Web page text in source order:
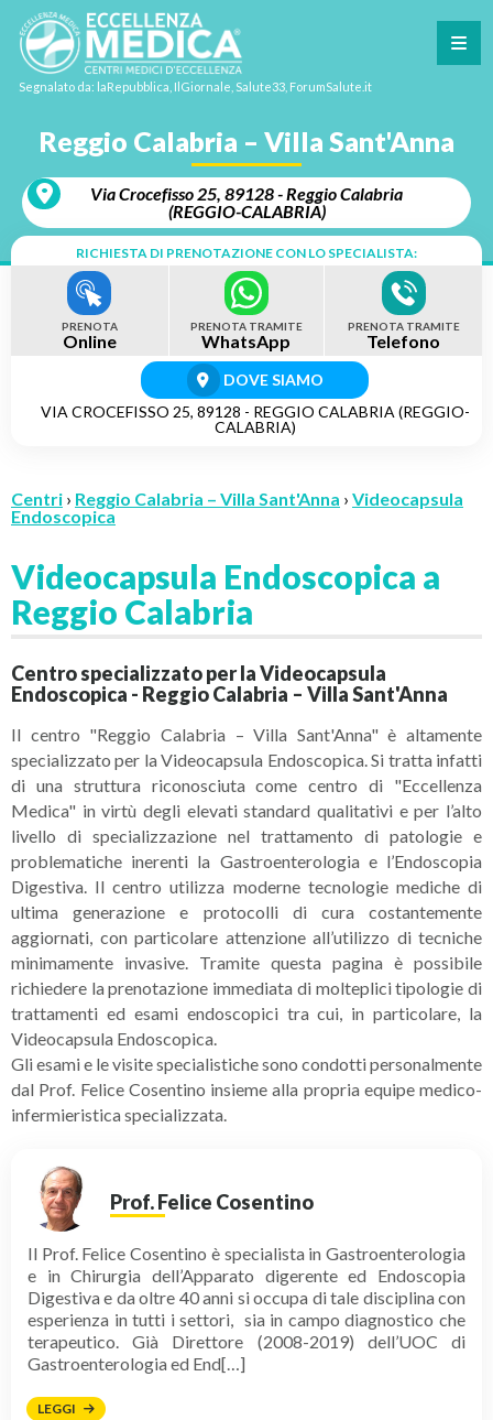
Segnalato da: laRepubblica, IlGiornale, Salute33, ForumSalute.it
Reggio Calabria – Villa Sant'Anna
Via Crocefisso 25, 89128 - Reggio Calabria
(REGGIO-CALABRIA)
RICHIESTA DI PRENOTAZIONE CON LO SPECIALISTA:
PRENOTA
Online
PRENOTA TRAMITE
WhatsApp
PRENOTA TRAMITE
Telefono
DOVE SIAMO
VIA CROCEFISSO 25, 89128 - REGGIO CALABRIA (REGGIO-
CALABRIA)
Centri › Reggio Calabria – Villa Sant'Anna › Videocapsula
Endoscopica
Videocapsula Endoscopica a
Reggio Calabria
Centro specializzato per la Videocapsula
Endoscopica - Reggio Calabria – Villa Sant'Anna
Il centro "Reggio Calabria – Villa Sant'Anna" è altamente
specializzato per la Videocapsula Endoscopica. Si tratta infatti
di una struttura riconosciuta come centro di "Eccellenza
Medica" in virtù degli elevati standard qualitativi e per l’alto
livello di specializzazione nel trattamento di patologie e
problematiche inerenti la Gastroenterologia e l’Endoscopia
Digestiva. Il centro utilizza moderne tecnologie mediche di
ultima generazione e protocolli di cura costantemente
aggiornati, con particolare attenzione all’utilizzo di tecniche
minimamente invasive. Tramite questa pagina è possibile
richiedere la prenotazione immediata di molteplici tipologie di
trattamenti ed esami endoscopici tra cui, in particolare, la
Videocapsula Endoscopica.
Gli esami e le visite specialistiche sono condotti personalmente
dal Prof. Felice Cosentino insieme alla propria equipe medico-
infermieristica specializzata.
Prof. Felice Cosentino
Il Prof. Felice Cosentino è specialista in Gastroenterologia
e in Chirurgia dell’Apparato digerente ed Endoscopia
Digestiva e da oltre 40 anni si occupa di tale disciplina con
esperienza in tutti i settori, sia in campo diagnostico che
terapeutico. Già Direttore (2008-2019) dell’UOC di
Gastroenterologia ed End[…]
LEGGI